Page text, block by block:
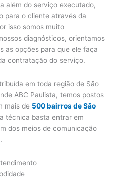
além do serviço executado,
para o cliente através da
isso somos muito
diagnósticos, orientamos
as opções para que ele faça
contratação do serviço.
em toda região de São
ABC Paulista, temos postos
mais de 500 bairros de São
técnica basta entrar em
dos meios de comunicação